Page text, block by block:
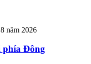
năm 2026
phía Đông